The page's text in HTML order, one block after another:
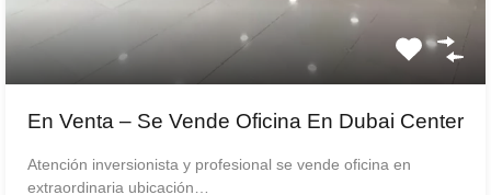
En Venta – Se Vende Oficina En Dubai Center
Atención inversionista y profesional se vende oficina en
extraordinaria ubicación…